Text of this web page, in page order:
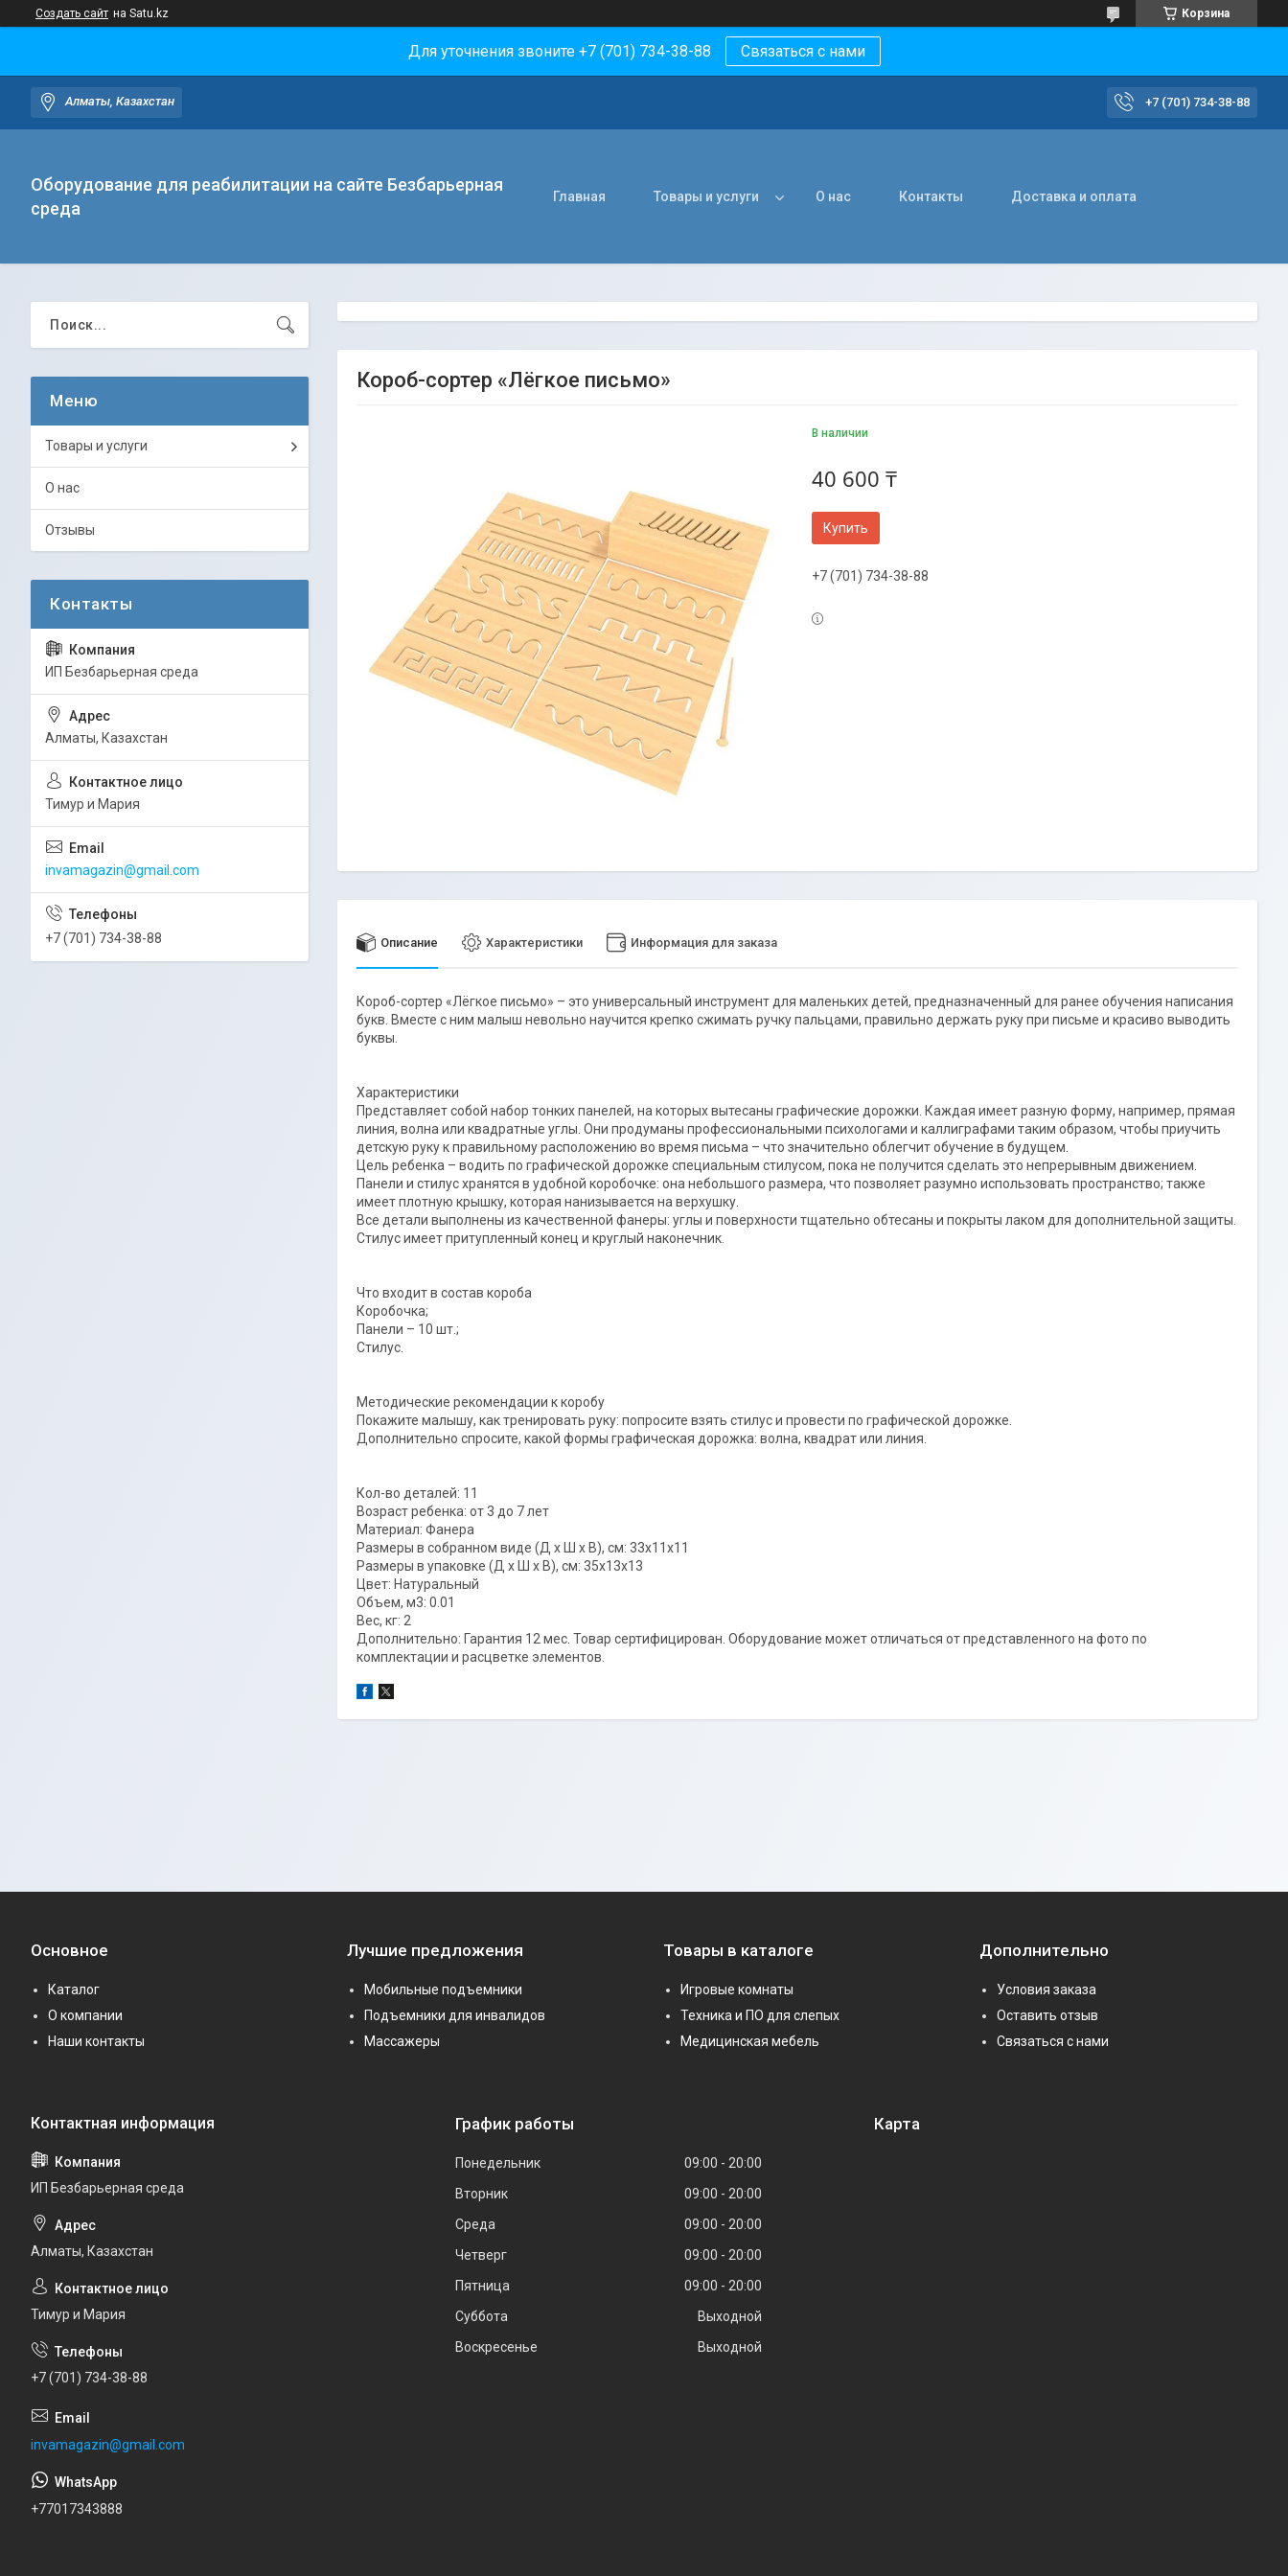
Создать сайт на Satu.kz Корзина
Для уточнения звоните +7 (701) 734-38-88 Связаться с нами
Алматы, Казахстан +7 (701) 734-38-88
Оборудование для реабилитации на сайте Безбарьерная
среда
Главная Товары и услуги О нас Контакты Доставка и оплата
Короб-сортер «Лёгкое письмо»
В наличии
40 600 ₸
Купить
+7 (701) 734-38-88
Описание Характеристики Информация для заказа
Короб-сортер «Лёгкое письмо» – это универсальный инструмент для маленьких детей, предназначенный для ранее обучения написания
букв. Вместе с ним малыш невольно научится крепко сжимать ручку пальцами, правильно держать руку при письме и красиво выводить
буквы.
Характеристики
Представляет собой набор тонких панелей, на которых вытесаны графические дорожки. Каждая имеет разную форму, например, прямая
линия, волна или квадратные углы. Они продуманы профессиональными психологами и каллиграфами таким образом, чтобы приучить
детскую руку к правильному расположению во время письма – что значительно облегчит обучение в будущем.
Цель ребенка – водить по графической дорожке специальным стилусом, пока не получится сделать это непрерывным движением.
Панели и стилус хранятся в удобной коробочке: она небольшого размера, что позволяет разумно использовать пространство; также
имеет плотную крышку, которая нанизывается на верхушку.
Все детали выполнены из качественной фанеры: углы и поверхности тщательно обтесаны и покрыты лаком для дополнительной защиты.
Стилус имеет притупленный конец и круглый наконечник.
Что входит в состав короба
Коробочка;
Панели – 10 шт.;
Стилус.
Методические рекомендации к коробу
Покажите малышу, как тренировать руку: попросите взять стилус и провести по графической дорожке.
Дополнительно спросите, какой формы графическая дорожка: волна, квадрат или линия.
Кол-во деталей: 11
Возраст ребенка: от 3 до 7 лет
Материал: Фанера
Размеры в собранном виде (Д х Ш х В), см: 33x11x11
Размеры в упаковке (Д х Ш х В), см: 35х13х13
Цвет: Натуральный
Объем, м3: 0.01
Вес, кг: 2
Дополнительно: Гарантия 12 мес. Товар сертифицирован. Оборудование может отличаться от представленного на фото по
комплектации и расцветке элементов.
Товары и услуги
О нас
Отзывы
ИП Безбарьерная среда
Алматы, Казахстан
Тимур и Мария
invamagazin@gmail.com
+7 (701) 734-38-88
Основное
Каталог
О компании
Наши контакты
Лучшие предложения
Мобильные подъемники
Подъемники для инвалидов
Массажеры
Товары в каталоге
Игровые комнаты
Техника и ПО для слепых
Медицинская мебель
Дополнительно
Условия заказа
Оставить отзыв
Связаться с нами
ИП Безбарьерная среда
Алматы, Казахстан
Тимур и Мария
+7 (701) 734-38-88
invamagazin@gmail.com
+77017343888
График работы
Понедельник 09:00
20:00
Вторник
09:00
20:00
Среда
09:00
20:00
Четверг
09:00
20:00
Пятница
09:00
20:00
Суббота
Выходной
Воскресенье
Выходной
Карта